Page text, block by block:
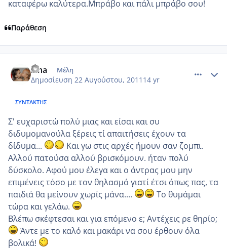
καταφέρω καλύτερα.Μπράβο και πάλι μπράβο σου!
Παράθεση
lena Μέλη
Δημοσίευση 22 Αυγούστου, 2011 14 yr
ΣΥΝΤΆΚΤΗΣ
Σ' ευχαριστώ πολύ μιας και είσαι και συ
διδυμομανούλα ξέρεις τί απαιτήσεις έχουν τα
δίδυμα...
Και γω στις αρχές ήμουν σαν ζομπι.
Αλλού πατούσα αλλού βρισκόμουν. ήταν πολύ
δύσκολο. Αφού μου έλεγα και ο άντρας μου μην
επιμένεις τόσο με τον θηλασμό γιατί έτσι όπως πας, τα
παιδιά θα μείνουν χωρίς μάνα....
Το θυμάμαι
τώρα και γελάω.
Βλέπω σκέφτεσαι και για επόμενο ε; Αντέχεις ρε θηρίο;
Άντε με το καλό και μακάρι να σου έρθουν όλα
βολικά!